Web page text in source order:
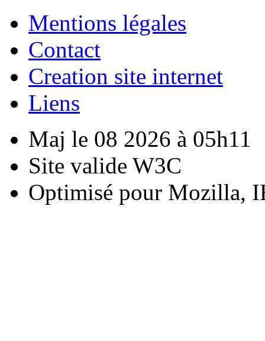
Mentions légales
Contact
Creation site internet
Liens
Maj le 08 2026 à 05h11
Site valide W3C
Optimisé pour Mozilla,